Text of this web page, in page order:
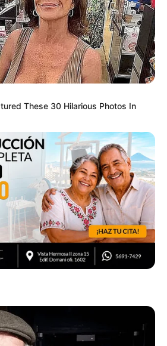
นอาจถูกนินทาว่าร้าย หรือนำชื่อไป
เงินท่านก็ต้องระวังมีคนจ้อง
ม ให้กู้ยืม และลงทุนเด็ดขาด
านในวันนี้ คือ ไพ่เป็นที่รัก
ค่อนข้างโดดเด่น ท่านจะมีเสน่ห์กับ
โสดและไม่โสดมีเกณฑ์พบรักใหม่
ใหม่ที่ถูกใจ สำหรับการเงินไม่น่า
จากเมตตาและเสน่หา
These 30 Hilarious Photos In